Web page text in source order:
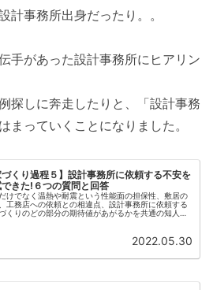
計事務所出身だったり。。
手があった設計事務所にヒアリン
探しに奔走したりと、「設計事務
まっていくことになりました。
づくり過程５】設計事務所に依頼する不安を
きた!６つの質問と回答
けでなく温熱や耐震という性能面の担保性、敷居の
工務店への依頼との相違点、設計事務所に依頼する
くりのどの部分の期待値があがるかを共通の知人が
2022.05.30